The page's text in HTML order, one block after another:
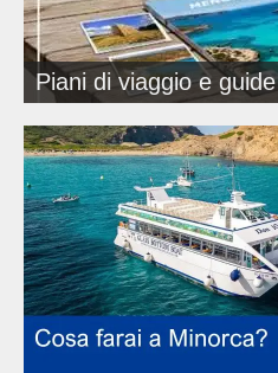
Piani di viaggio e guide